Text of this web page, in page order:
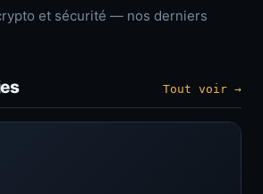
et sécurité — nos derniers
Tout voir →